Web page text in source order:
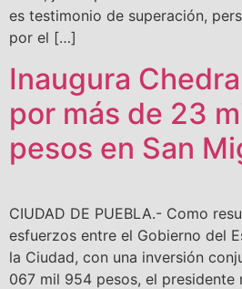
es testimonio de superación,
por el […]
Inaugura
por más de 23
pesos en San
CIUDAD DE PUEBLA.- Como
esfuerzos entre el Gobierno del
la Ciudad, con una inversión
067 mil 954 pesos, el presidente